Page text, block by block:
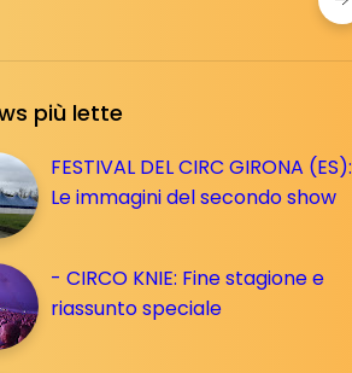
più lette
FESTIVAL DEL CIRC GIRONA (ES):
Le immagini del secondo show
- CIRCO KNIE: Fine stagione e
riassunto speciale